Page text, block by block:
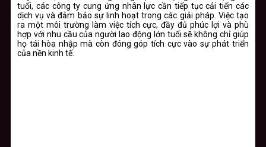
tuổi, các công ty cung ứng nhân lực cần tiếp tục cải tiến các
dịch vụ và đảm bảo sự linh hoạt trong các giải pháp. Việc tạo
ra một môi trường làm việc tích cực, đầy đủ phúc lợi và phù
hợp với nhu cầu của người lao động lớn tuổi sẽ không chỉ giúp
họ tái hòa nhập mà còn đóng góp tích cực vào sự phát triển
của nền kinh tế.